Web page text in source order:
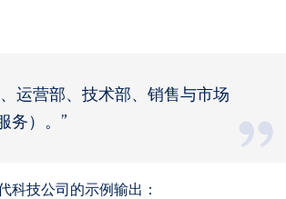
运营部、技术部、销售与市场
务）。”
科技公司的示例输出：